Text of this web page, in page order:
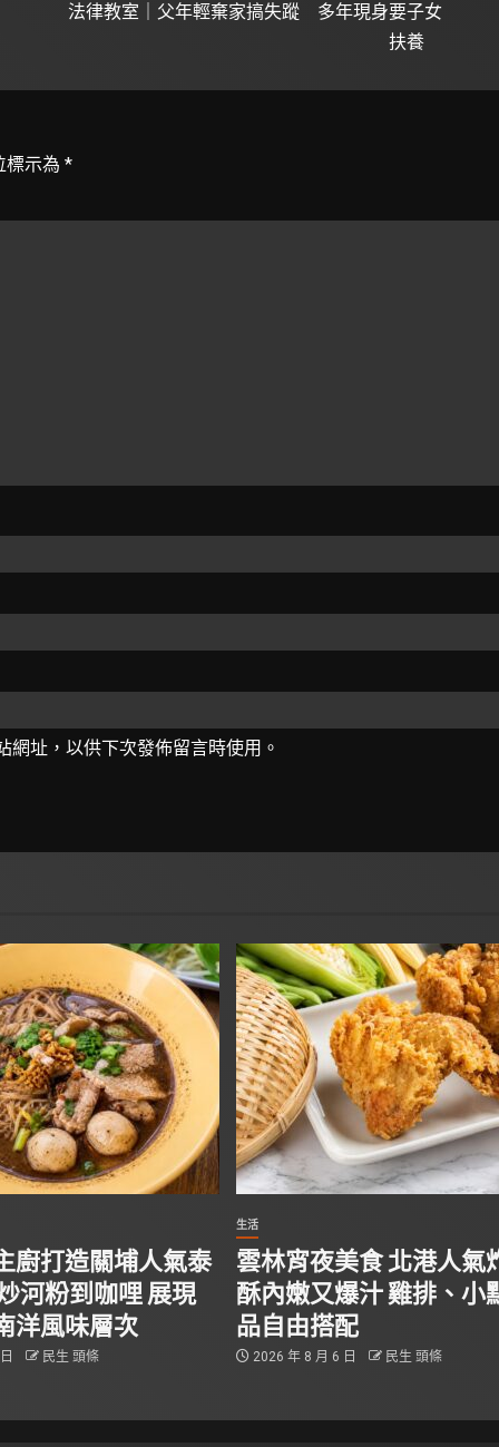
法律教室｜父年輕棄家搞失蹤 多年現身要子女
扶養
標示為 *
址，以供下次發佈留言時使用。
廚打造關埔人氣泰
河粉到咖哩 展現
洋風味層次
民生 頭條
生活
雲林宵夜美食 北港人氣
酥內嫩又爆汁 雞排、小
品自由搭配
2026 年 8 月 6 日 民生 頭條